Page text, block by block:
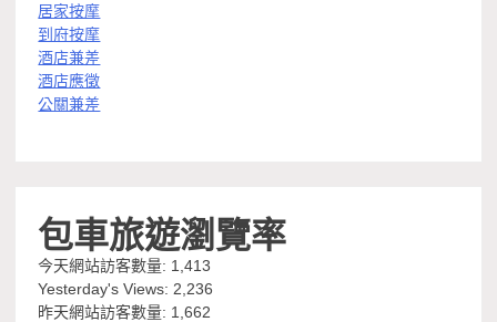
居家按摩
到府按摩
酒店兼差
酒店應徵
公關兼差
包車旅遊瀏覽率
今天網站訪客數量: 1,413
Yesterday's Views: 2,236
昨天網站訪客數量: 1,662